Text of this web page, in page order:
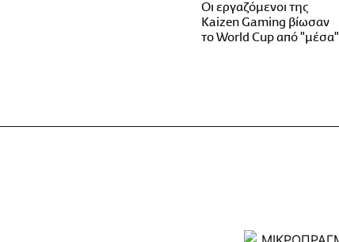
Οι εργαζόμενοι της
Kaizen Gaming βίωσαν
το World Cup από "μέσα"